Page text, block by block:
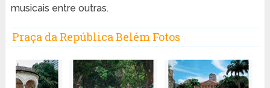
musicais entre outras.
Praça da República Belém Fotos